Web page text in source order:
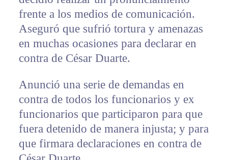
frente a los medios de comunicación.
Aseguró que sufrió tortura y amenazas
en muchas ocasiones para declarar en
contra de César Duarte.
Anunció una serie de demandas en
contra de todos los funcionarios y ex
funcionarios que participaron para que
fuera detenido de manera injusta; y para
que firmara declaraciones en contra de